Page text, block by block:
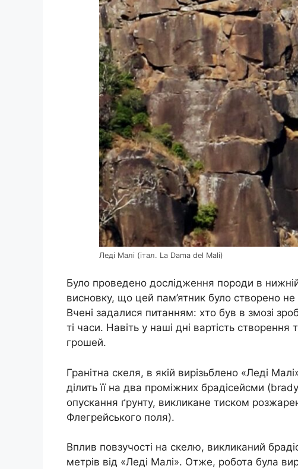
Леді Малі (італ. La Dama del Mali)
Було проведено дослідження породи в
висновку, що цей пам’ятник було створено
Вчені задалися питанням: хто був в змозі
ті часи. Навіть у наші дні вартість створення
грошей.
Гранітна скеля, в якій вирізьблено «Леді
ділить її на два проміжних брадісейсми
опускання ґрунту, викликане тиском
Флегрейського поля).
Вплив повзучості на скелю, викликаний
метрів від «Леді Малі». Отже, робота була